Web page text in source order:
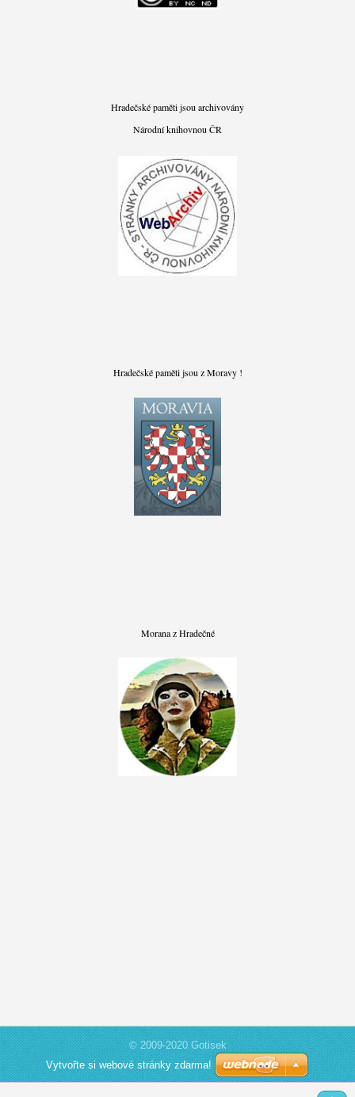
Hradečské paměti jsou archivovány
Národní knihovnou ČR
Hradečské paměti jsou z Moravy !
Morana z Hradečné
© 2009-2020 Gotisek
Vytvořte si webové stránky zdarma!